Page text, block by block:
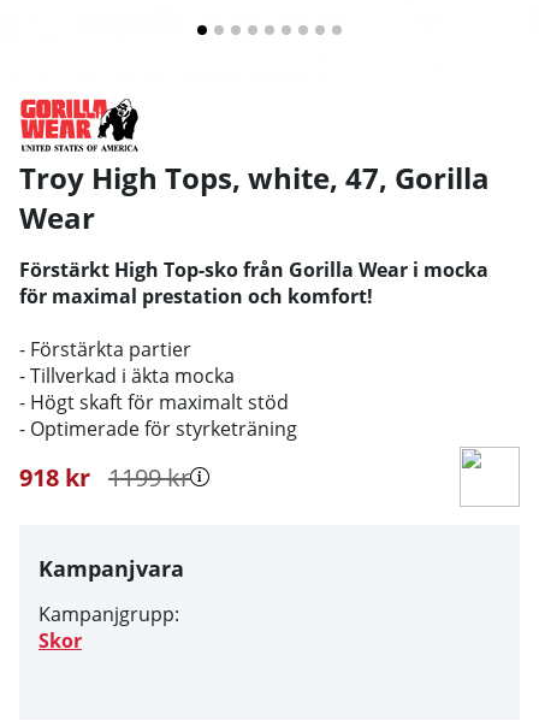
Troy High Tops, white, 47, Gorilla
Wear
Förstärkt High Top-sko från Gorilla Wear i mocka
för maximal prestation och komfort!
- Förstärkta partier
- Tillverkad i äkta mocka
- Högt skaft för maximalt stöd
- Optimerade för styrketräning
1199kr
918 kr
Kampanjvara
Kampanjgrupp:
Skor